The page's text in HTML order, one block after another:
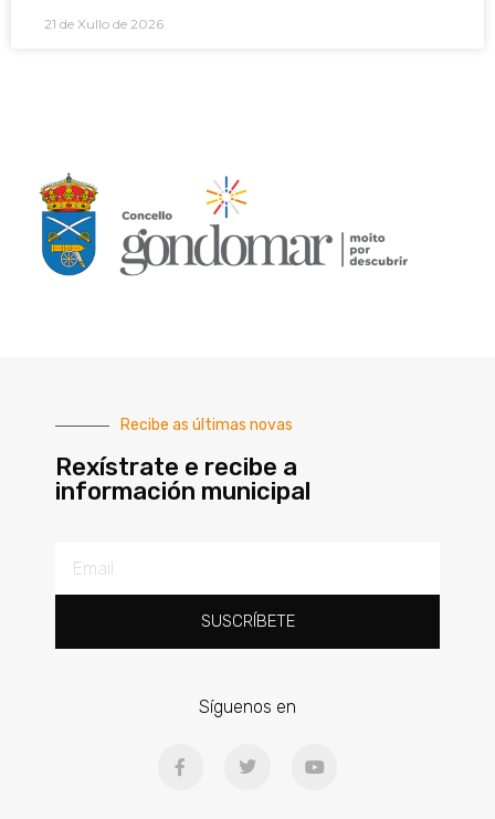
21 de Xullo de 2026
Recibe as últimas novas
Rexístrate e recibe a
información municipal
SUSCRÍBETE
Síguenos en